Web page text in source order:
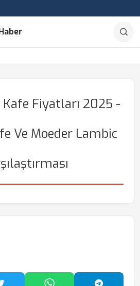
Kafe Fiyatları 2025 -
Ve Moeder Lambic